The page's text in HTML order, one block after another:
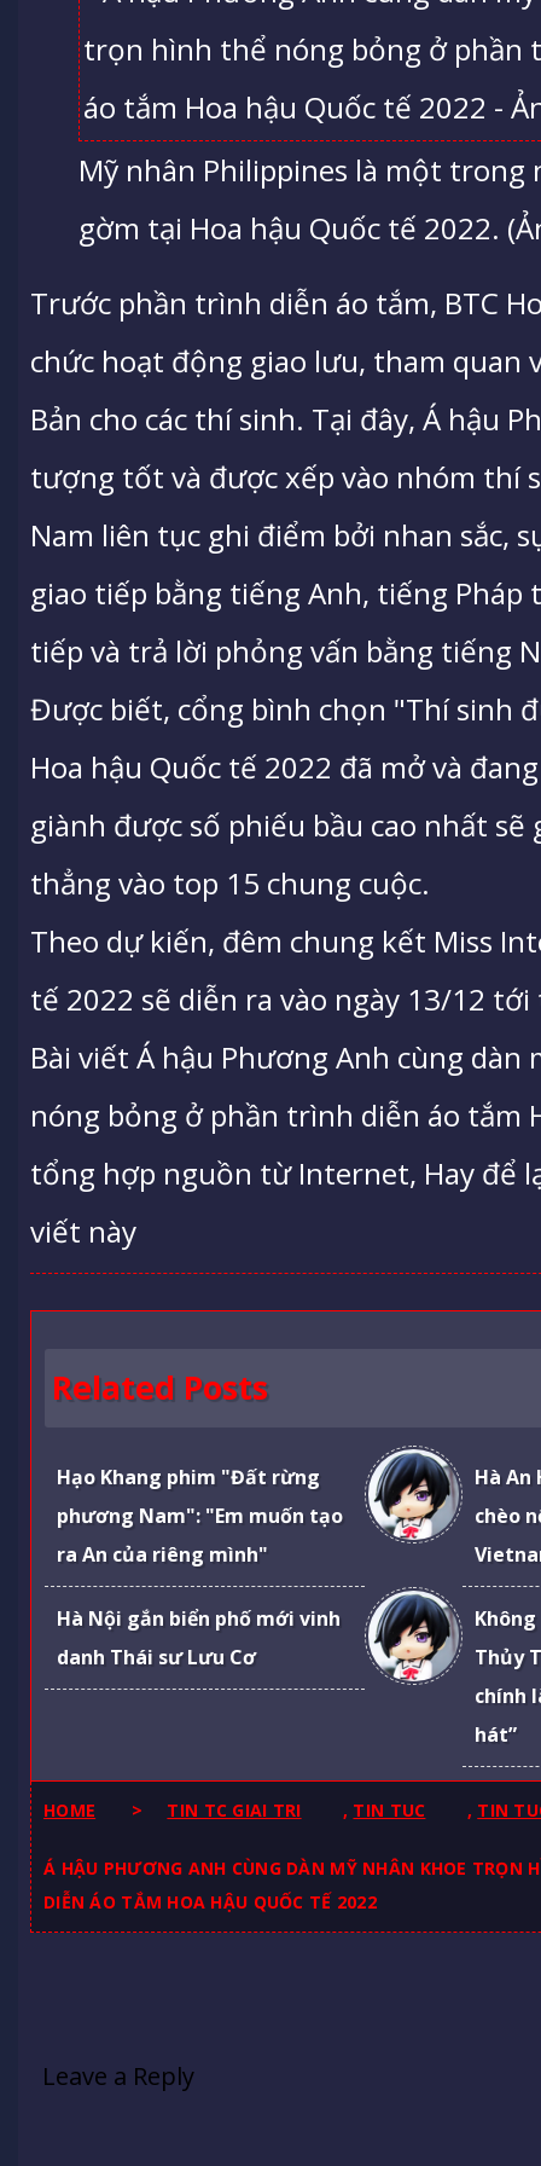
Mỹ nhân Philippines là một
gờm tại Hoa hậu Quốc tế 2022.
Trước phần trình diễn áo tắm, BTC
chức hoạt động giao lưu, tham quan
Bản cho các thí sinh. Tại đây, Á hậu
tượng tốt và được xếp vào nhóm thí
Nam liên tục ghi điểm bởi nhan sắc,
giao tiếp bằng tiếng Anh, tiếng Pháp
tiếp và trả lời phỏng vấn bằng tiếng
Được biết, cổng bình chọn "Thí sinh
Hoa hậu Quốc tế 2022 đã mở và
giành được số phiếu bầu cao nhất
thẳng vào top 15 chung cuộc.
Theo dự kiến, đêm chung kết Miss
tế 2022 sẽ diễn ra vào ngày 13/12
Bài viết Á hậu Phương Anh cùng
nóng bỏng ở phần trình diễn áo tắm
tổng hợp nguồn từ Internet, Hay để
viết này
Related Posts
Hạo Khang phim "Đất rừng
phương Nam": "Em muốn tạo
ra An của riêng mình"
Hà An
chèo
Hà Nội gắn biển phố mới vinh
danh Thái sư Lưu Cơ
Thủy
chính
hát”
HOME > TIN TC GIAI TRI , TIN TUC , TIN
Á HẬU PHƯƠNG ANH CÙNG DÀN MỸ NHÂN KHOE TRỌN
DIỄN ÁO TẮM HOA HẬU QUỐC TẾ 2022
Leave a Reply